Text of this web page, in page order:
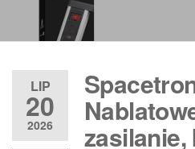
LIP
20
2026